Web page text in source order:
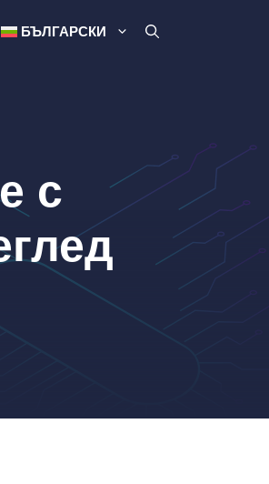
БЪЛГАРСКИ
с